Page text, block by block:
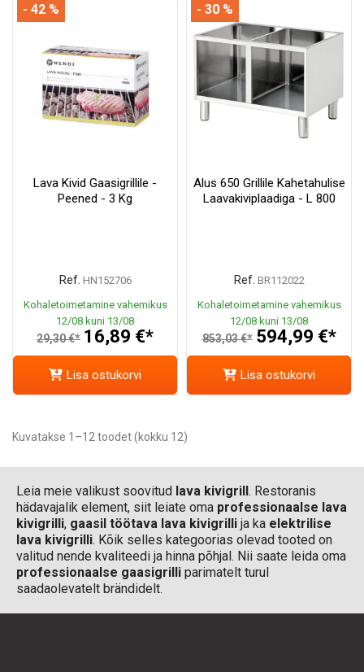
Lava Kivid Gaasigrillile -
Peened - 3 Kg
Ref. HN152706
Kohaletoimetamine vahemikus
12/08 kuni 13/08
29,30 €* 16,89 €*
- 42 %
Lisa ostukorvi
Alus 650 Grillile Kahetahulise
Laavakiviplaadiga - L 800
Ref. BR112022
Kohaletoimetamine vahemikus
12/08 kuni 13/08
853,03 €* 594,99 €*
- 30 %
Lisa ostukorvi
Kuvatakse 1–12 toodet (kokku 12)
Leia meie valikust soovitud lava kivigrill . Restoranis
hädavajalik element, siit leiate oma professionaalse lava
kivigrilli, gaasil töötava lava kivigrilli ja ka elektrilise
lava kivigrilli. Kõik selles kategoorias olevad tooted on
valitud nende kvaliteedi ja hinna põhjal. Nii saate leida oma
professionaalse gaasigrilli parimatelt turul
saadaolevatelt brändidelt.